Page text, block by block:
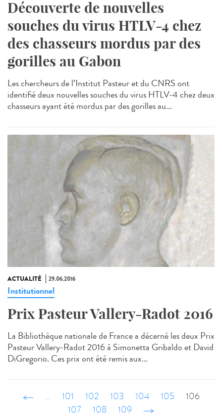
Découverte de nouvelles
souches du virus HTLV-4 chez
des chasseurs mordus par des
gorilles au Gabon
Les chercheurs de l’Institut Pasteur et du CNRS ont
identifié deux nouvelles souches du virus HTLV-4 chez deux
chasseurs ayant été mordus par des gorilles au...
ACTUALITÉ 29.06.2016
Institutionnel
Prix Pasteur Vallery-Radot 2016
La Bibliothèque nationale de France a décerné les deux Prix
Pasteur Vallery-Radot 2016 à Simonetta Gribaldo et David
DiGregorio. Ces prix ont été remis aux...
‹ précédent
… 101 102 103 104 105
106
107
108 109 suivant ›